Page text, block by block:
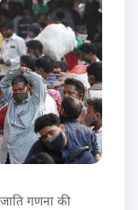
गणना की